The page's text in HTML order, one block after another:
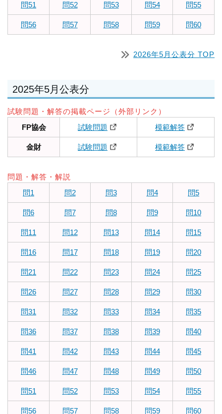
問51 問52 問53 問54 問55
問56 問57 問58 問59 問60
2026年5月公表分 TOP
2025年5月公表分
試験問題・解答の掲載ページ（外部リンク）
FP協会
試験問題 模範解答
金財 試験問題 模範解答
問題・解答・解説
問1
問2 問3 問4 問5
問6 問7 問8 問9 問10
問11 問12 問13 問14 問15
問16 問17 問18 問19 問20
問21 問22 問23 問24 問25
問26 問27 問28 問29 問30
問31 問32 問33 問34 問35
問36 問37 問38 問39 問40
問41 問42 問43 問44 問45
問46 問47 問48 問49 問50
問51 問52 問53 問54 問55
問56 問57 問58 問59 問60